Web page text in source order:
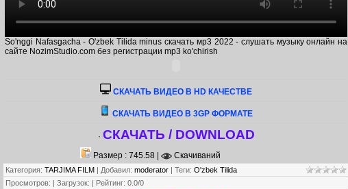
So'nggi Nafasgacha - O'zbek Tilida minus скачать мр3 2022 - слушать музыку онлайн на
сайте NozimStudio.com без регистрации mp3 ko'chirish
CКАЧАТЬ ВИДЕО В HD КАЧЕСТВЕ
СКАЧАТЬ ВИДЕО В 3GP ФОРМАТЕ
· СКАЧАТЬ / DOWNLOAD
Размер : 745.58 | Скачиваний
Категория: TARJIMA FILM | Добавил: moderator | Теги: O'zbek Tilida
Просмотров: | Загрузок: | Рейтинг: 0.0/0